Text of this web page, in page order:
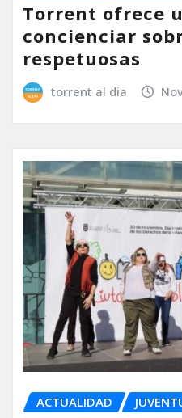
Torrent ofrece
concienciar
respetuosas
torrent al dia
ACTUALIDAD